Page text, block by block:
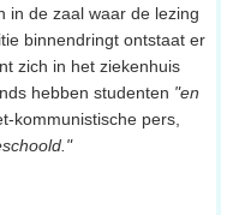
in de zaal waar de lezing
binnendringt ontstaat er
zich in het ziekenhuis
hebben studenten "en
kommunistische pers,